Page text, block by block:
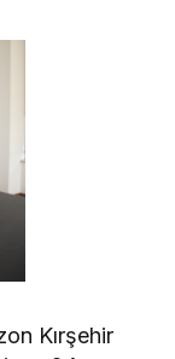
Kırşehir